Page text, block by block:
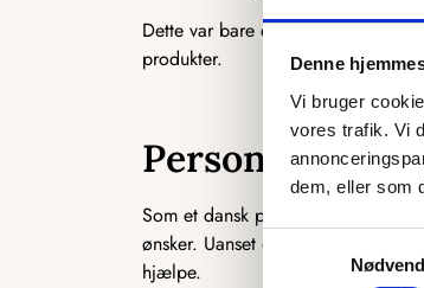
Denne
Vi bruger
vores trafik. Vi
dem, eller som
Samtykkevalg
Dette var bare et par eksempler
produkter.
Personligt og
Som et dansk producerende firma
ønsker. Uanset om det er en
hjælpe.